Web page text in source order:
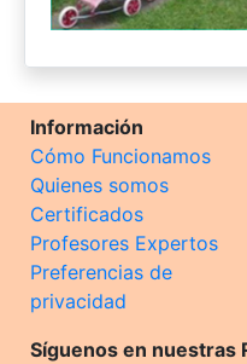
Información
Cómo Funcionamos
Quienes somos
Certificados
Profesores Expertos
Preferencias de
privacidad
Síguenos en nuestras